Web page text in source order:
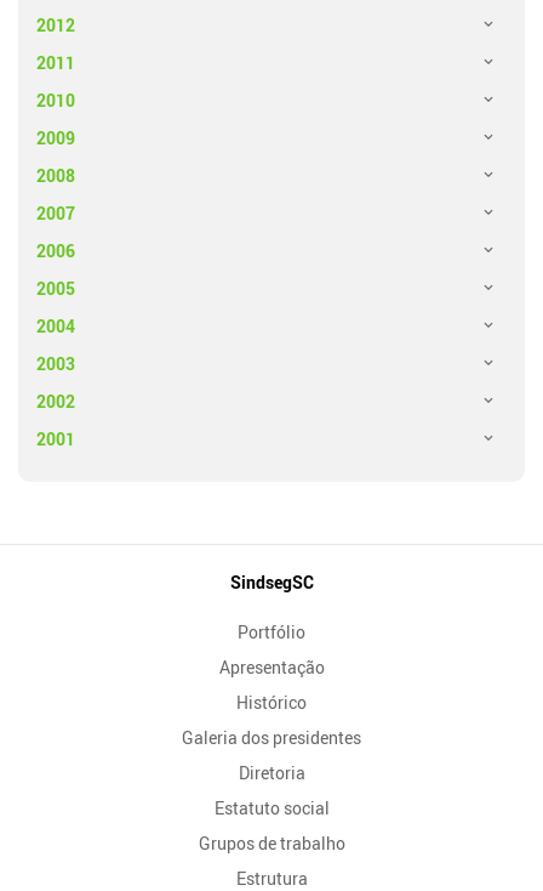
2012
2011
2010
2009
2008
2007
2006
2005
2004
2003
2002
2001
SindsegSC
Portfólio
Apresentação
Histórico
Galeria dos presidentes
Diretoria
Estatuto social
Grupos de trabalho
Estrutura